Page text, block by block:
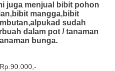
juga menjual bibit pohon
mangga,bibit
sudah
dalam pot / tanaman
bunga.